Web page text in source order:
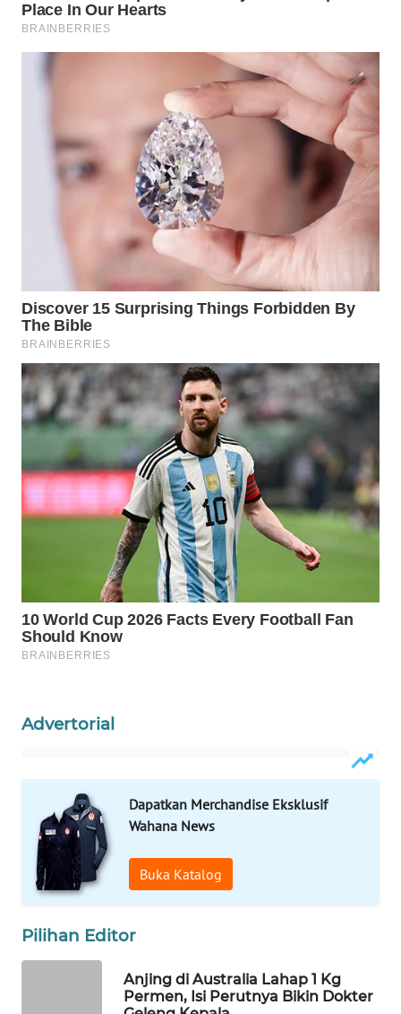
Advertorial
Dapatkan Merchandise Eksklusif
Wahana News
Buka Katalog
Pilihan Editor
Anjing di Australia Lahap 1 Kg
Permen, Isi Perutnya Bikin Dokter
WAHANA
ADVOKAT
WAHANA
KONSUMEN
WAHANA
WAHANA
TRAVEL
WAHANA
TV
WAHANANEWS
ID
WAHANANEWS
CO ID
WAHANANEWS
WAHANA
SPORT
UMKM
WAHANA
PERSONA
WAHANA